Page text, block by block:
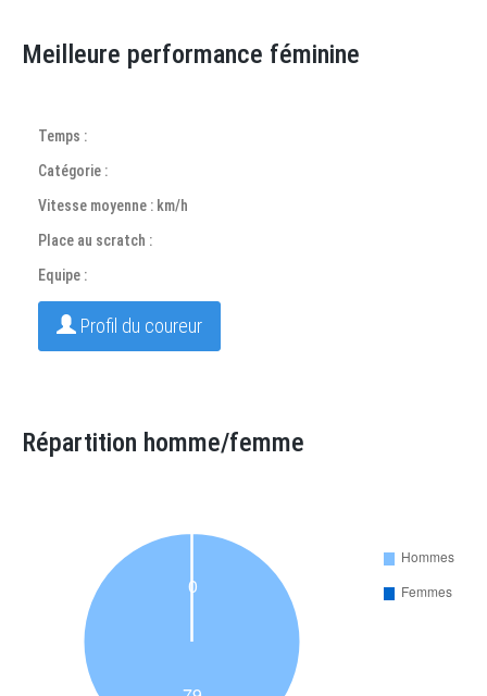
Meilleure performance féminine
Temps :
Catégorie :
Vitesse moyenne : km/h
Place au scratch :
Equipe :
Profil du coureur
Répartition homme/femme